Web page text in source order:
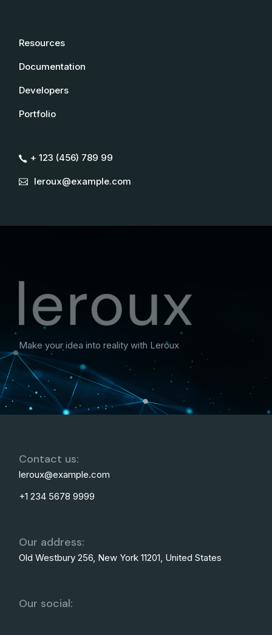
Resources
Documentation
Developers
Portfolio
+ 123 (456) 789 99
leroux@example.com
Make your idea into reality with Leroux
Contact us:
leroux@example.com
+1 234 5678 9999
Our address:
Old Westbury 256, New York 11201, United States
Our social: